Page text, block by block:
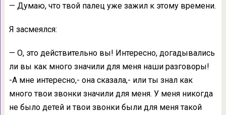
— Думаю, что твой палец уже зажил к этому времени.
Я засмеялся:
— О, это действительно вы! Интересно, догадывались
ли вы как много значили для меня наши разговоры!
-А мне интересно,- она сказала,- или ты знал как
много твои звонки значили для меня. У меня никогда
не было детей и твои звонки были для меня такой